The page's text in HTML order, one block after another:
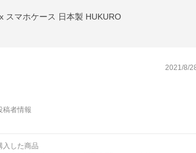
スマホケース 日本製 HUKURO
2021/8/
稿者情報
入した商品